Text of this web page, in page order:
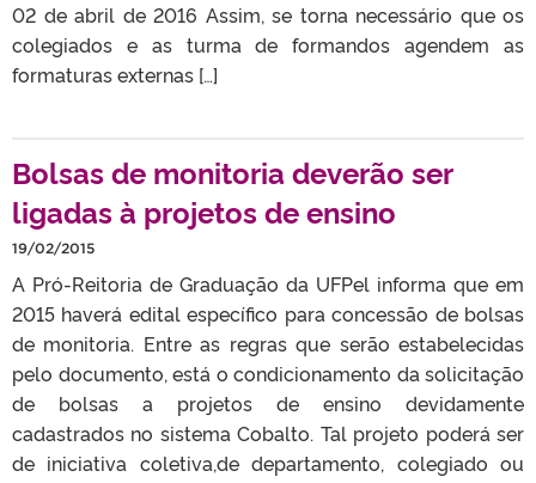
02 de abril de 2016 Assim, se torna necessário que os
colegiados e as turma de formandos agendem as
formaturas externas […]
Bolsas de monitoria deverão ser
ligadas à projetos de ensino
19/02/2015
A Pró-Reitoria de Graduação da UFPel informa que em
2015 haverá edital específico para concessão de bolsas
de monitoria. Entre as regras que serão estabelecidas
pelo documento, está o condicionamento da solicitação
de bolsas a projetos de ensino devidamente
cadastrados no sistema Cobalto. Tal projeto poderá ser
de iniciativa coletiva,de departamento, colegiado ou